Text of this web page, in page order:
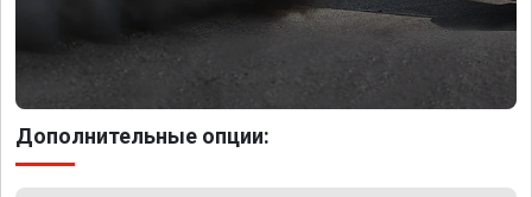
Дополнительные опции: